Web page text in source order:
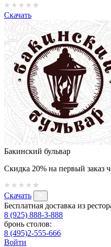
Скачать
Бакинский бульвар
Скидка 20% на первый заказ
Скачать
Бесплатная доставка из
8 (925) 888-3-888
бронь столов:
8 (495)2-555-666
Войти